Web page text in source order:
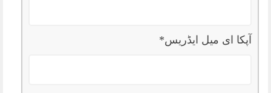
آپکا ای میل ایڈریس*